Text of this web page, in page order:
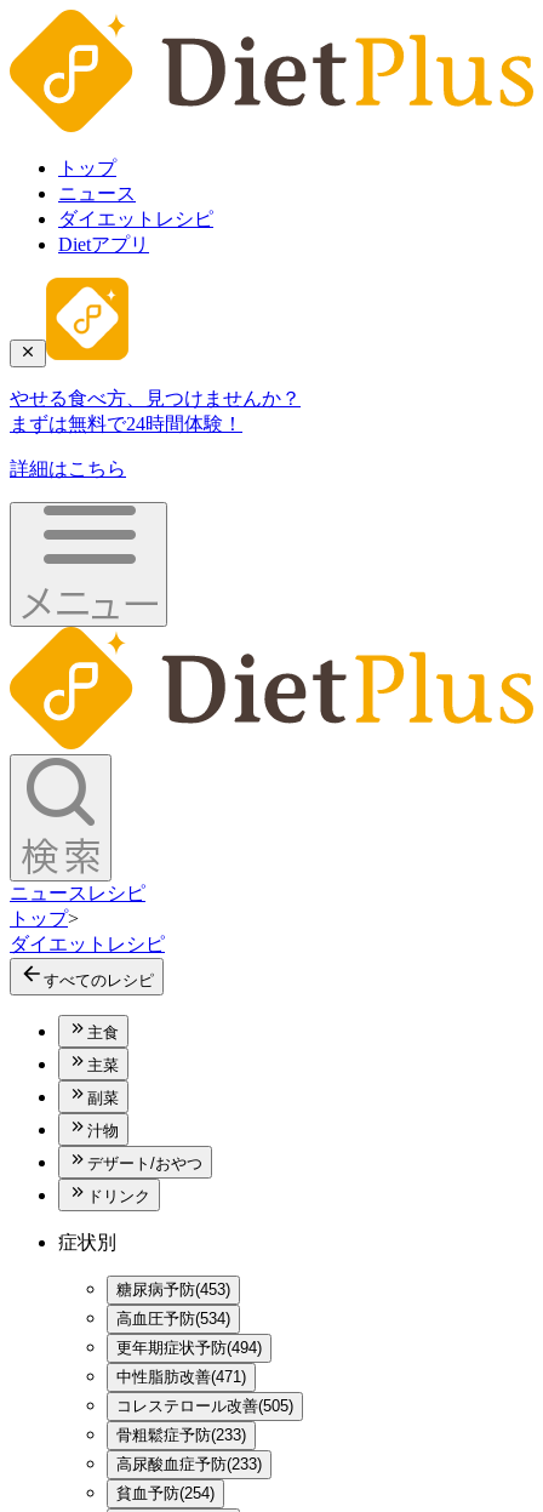
トップ
ニュース
ダイエットレシピ
Dietアプリ
やせる食べ方、見つけませんか？
まずは無料で24時間体験！
詳細はこちら
ニュース レシピ
トップ>
ダイエットレシピ
すべてのレシピ
主食
主菜
副菜
汁物
デザート/おやつ
ドリンク
症状別
糖尿病予防(453)
高血圧予防(534)
更年期症状予防(494)
中性脂肪改善(471)
コレステロール改善(505)
骨粗鬆症予防(233)
高尿酸血症予防(233)
貧血予防(254)